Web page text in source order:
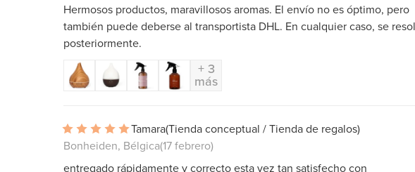
Hermosos productos, maravillosos aromas. El envío no es óptimo, pero
también puede deberse al transportista DHL. En cualquier caso, se
posteriormente.
+ 3
más
Tamara(Tienda conceptual / Tienda de regalos)
Bonheiden, Bélgica(17 febrero)
entregado rápidamente y correcto esta vez tan satisfecho con